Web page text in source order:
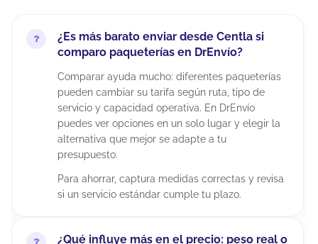
¿Es más barato enviar desde Centla si
comparo paqueterías en DrEnvío?
Comparar ayuda mucho: diferentes paqueterías
pueden cambiar su tarifa según ruta, tipo de
servicio y capacidad operativa. En DrEnvío
puedes ver opciones en un solo lugar y elegir la
alternativa que mejor se adapte a tu
presupuesto.
Para ahorrar, captura medidas correctas y revisa
si un servicio estándar cumple tu plazo.
¿Qué influye más en el precio: peso real o